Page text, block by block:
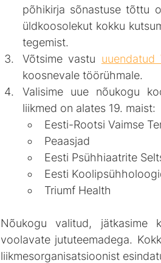
põhikirja sõnastuse tõttu
üldkoosolekut kokku
tegemist.
Võtsime vastu uuendatud
koosnevale töörühmale.
Valisime uue nõukogu
liikmed on alates 19. maist:
Eesti-Rootsi Vaimse
Peaasjad
Eesti Psühhiaatrite
Eesti
Triumf Health
Nõukogu valitud, jätkasime
voolavate jututeemadega.
liikmesorganisatsioonist